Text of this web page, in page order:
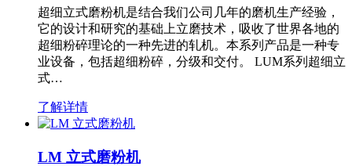
超细立式磨粉机是结合我们公司几年的磨机生产经验，
它的设计和研究的基础上立磨技术，吸收了世界各地的
超细粉碎理论的一种先进的轧机。本系列产品是一种专
业设备，包括超细粉碎，分级和交付。 LUM系列超细立
式…
了解详情
LM 立式磨粉机